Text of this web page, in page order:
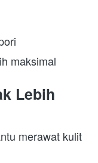
maksimal
Lebih
merawat kulit